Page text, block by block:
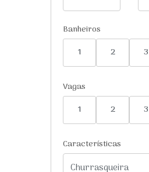
Banheiros
1
2 3
Vagas
1
2 3
Características